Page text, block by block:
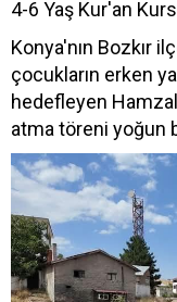
4-6 Yaş Kur'an
Konya'nın Bozkır
çocukların erken
hedefleyen
atma töreni yoğun